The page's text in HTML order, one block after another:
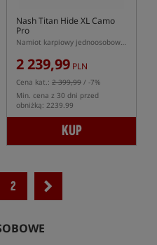
Nash Titan Hide XL Camo
Pro
Namiot karpiowy jednoosobowy XL
2 239,99 PLN
Cena kat.: 2 399,99 / -7%
Min. cena z 30 dni przed
obniżką: 2239.99
KUP
2